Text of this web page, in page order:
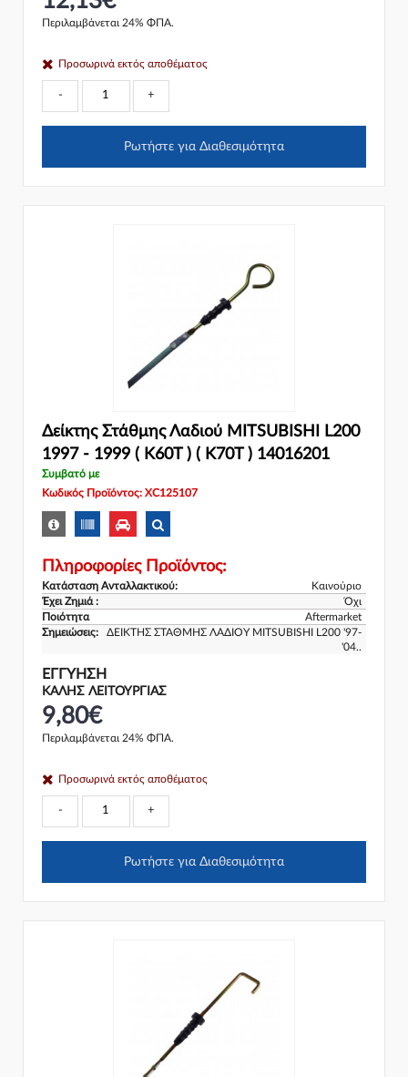
Περιλαμβάνεται 24% ΦΠΑ.
Προσωρινά εκτός αποθέματος
- +
Ρωτήστε για Διαθεσιμότητα
Δείκτης Στάθμης Λαδιού MITSUBISHI L200
1997 - 1999 ( K60T ) ( K70T ) 14016201
Συμβατό με
Κωδικός Προϊόντος: XC125107
Πληροφορίες Προϊόντος:
Κατάσταση Ανταλλακτικού:
Καινούριο
Έχει Ζημιά :
Όχι
Ποιότητα
Aftermarket
Σημειώσεις:
ΔΕΙΚΤΗΣ ΣΤΑΘΜΗΣ ΛΑΔΙΟΥ MITSUBISHI L200 '97-
'04..
ΕΓΓΎΗΣΗ
ΚΑΛΗΣ ΛΕΙΤΟΥΡΓΙΑΣ
9,80€
Περιλαμβάνεται 24% ΦΠΑ.
Προσωρινά εκτός αποθέματος
- +
Ρωτήστε για Διαθεσιμότητα